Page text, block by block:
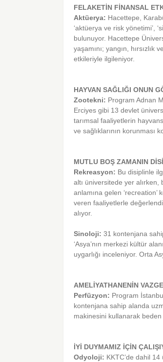
FELAKETİN FİNANSAL
Aktüerya: Hacettepe,
‘aktüerya ve risk yönetimi’,
bulunuyor. Hacettepe
yaşamını; yangın,
etkileriyle ilgileniyor.
HAYVAN SAĞLIĞI ONUN
Zootekni: Program Adnan
Erciyes gibi 13 devlet
tarımsal faaliyetlerin
ve sağlıklarının korunması
MUTLU BOŞ ZAMANIN
Rekreasyon: Bu disiplinle
altı üniversitede yer
anlamına gelen
veren faaliyetlerle
alıyor.
Sinoloji:31 kontenjana
‘Asya’nın merkezi kültür
uygarlığı inceleniyor. Orta
AMELİYATHANENİN
Perfüzyon: Program
kontenjana sahip alanda
makinesini kullanarak beden
İYİ DUYMAMIZ İÇİN
Odyoloji: KKTC’de dahil